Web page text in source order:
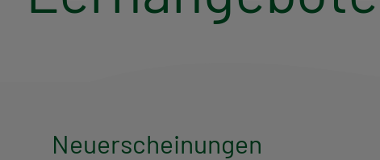
Neuerscheinungen